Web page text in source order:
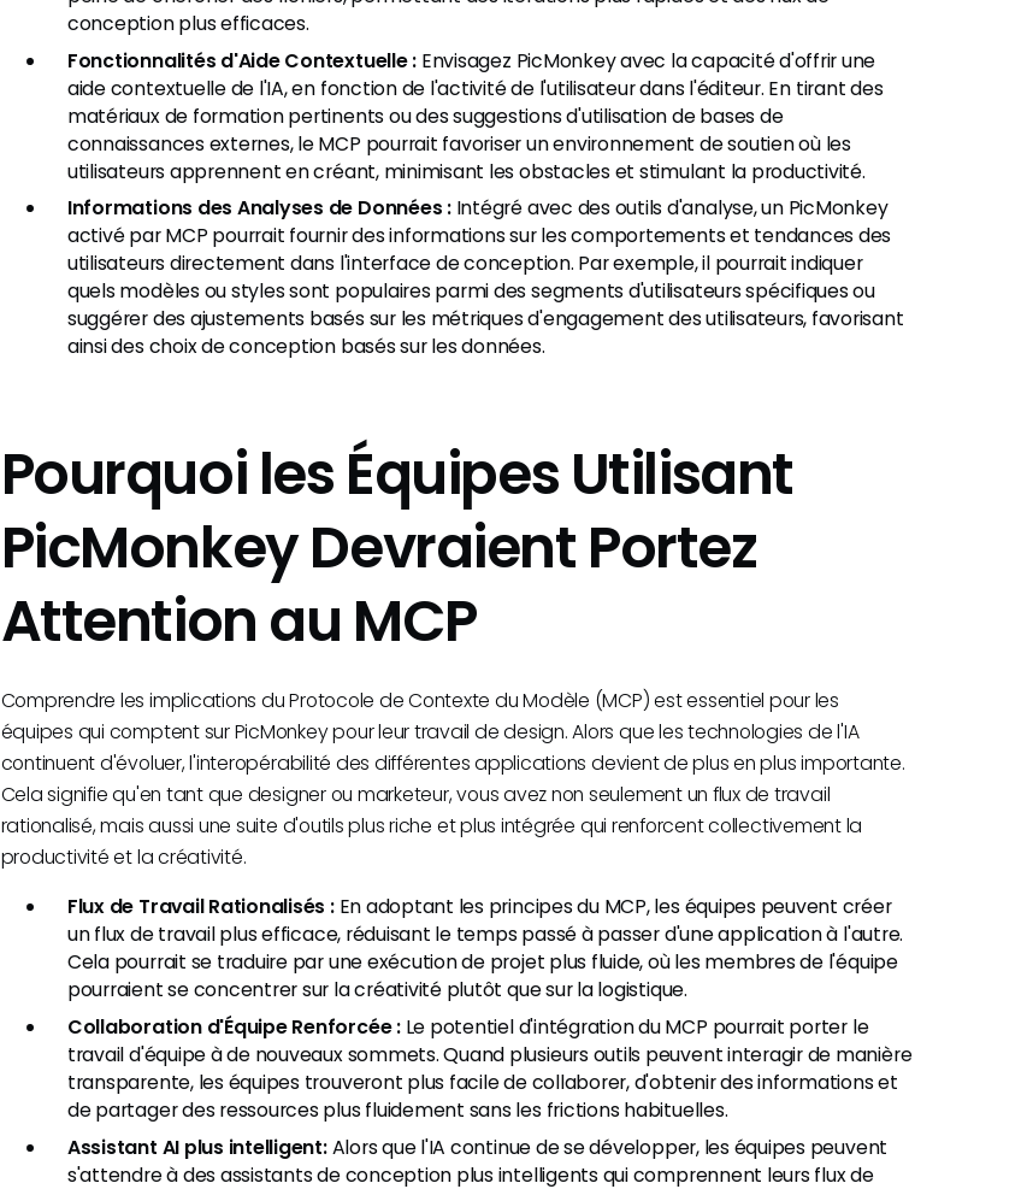
conception plus efficaces.
Fonctionnalités d'Aide Contextuelle : Envisagez PicMonkey avec la capacité d'offrir une
aide contextuelle de l'IA, en fonction de l'activité de l'utilisateur dans l'éditeur. En tirant des
matériaux de formation pertinents ou des suggestions d'utilisation de bases de
connaissances externes, le MCP pourrait favoriser un environnement de soutien où les
utilisateurs apprennent en créant, minimisant les obstacles et stimulant la productivité.
Informations des Analyses de Données :Intégré avec des outils d'analyse, un PicMonkey
activé par MCP pourrait fournir des informations sur les comportements et tendances des
utilisateurs directement dans l'interface de conception. Par exemple, il pourrait indiquer
quels modèles ou styles sont populaires parmi des segments d'utilisateurs spécifiques ou
suggérer des ajustements basés sur les métriques d'engagement des utilisateurs, favorisant
ainsi des choix de conception basés sur les données.
Pourquoi les Équipes Utilisant
PicMonkey Devraient Portez
Attention au MCP
Comprendre les implications du Protocole de Contexte du Modèle (MCP) est essentiel pour les
équipes qui comptent sur PicMonkey pour leur travail de design. Alors que les technologies de l'IA
continuent d'évoluer, l'interopérabilité des différentes applications devient de plus en plus importante.
Cela signifie qu'en tant que designer ou marketeur, vous avez non seulement un flux de travail
rationalisé, mais aussi une suite d'outils plus riche et plus intégrée qui renforcent collectivement la
productivité et la créativité.
Flux de Travail Rationalisés :En adoptant les principes du MCP, les équipes peuvent créer
un flux de travail plus efficace, réduisant le temps passé à passer d'une application à l'autre.
Cela pourrait se traduire par une exécution de projet plus fluide, où les membres de l'équipe
pourraient se concentrer sur la créativité plutôt que sur la logistique.
Collaboration d'Équipe Renforcée :Le potentiel d'intégration du MCP pourrait porter le
travail d'équipe à de nouveaux sommets. Quand plusieurs outils peuvent interagir de manière
transparente, les équipes trouveront plus facile de collaborer, d'obtenir des informations et
de partager des ressources plus fluidement sans les frictions habituelles.
Assistant AI plus intelligent:Alors que l'IA continue de se développer, les équipes peuvent
s'attendre à des assistants de conception plus intelligents qui comprennent leurs flux de